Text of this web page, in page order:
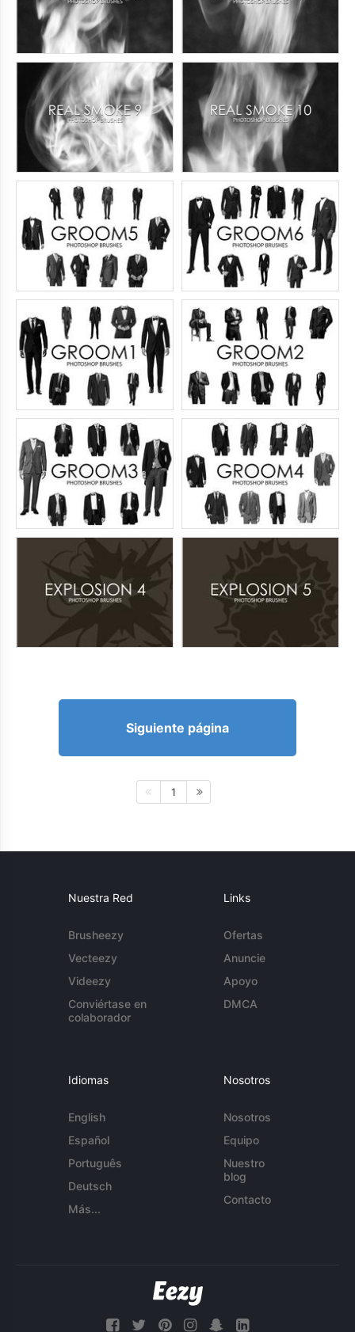
Siguiente página
1
Nuestra Red
Brusheezy
Vecteezy
Videezy
Conviértase en
colaborador
Links
Ofertas
Anuncie
Apoyo
DMCA
Idiomas
English
Español
Português
Deutsch
Más...
Nosotros
Nosotros
Equipo
Nuestro
blog
Contacto